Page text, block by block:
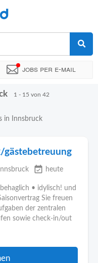
Jobs per e-mail
Unternehmen
1 - 15 von 42
in Innsbruck
gästebetreuung
Innsbruck event_available heute
• idylisch! und
Sie freuen
der zentralen
sowie check-in/out